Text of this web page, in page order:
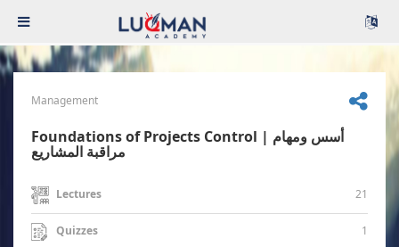
Management
Foundations of Projects Control | أسس ومهام
مراقبة المشاريع
Lectures 21
Quizzes 1